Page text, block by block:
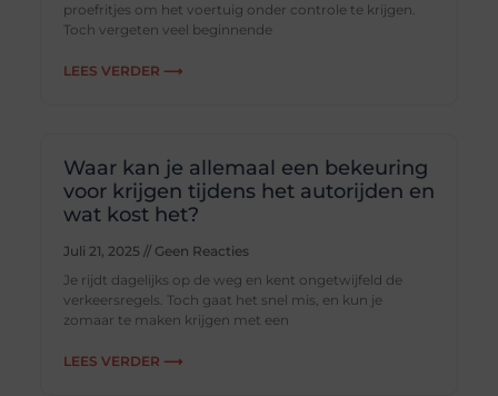
proefritjes om het voertuig onder controle te krijgen.
Toch vergeten veel beginnende
LEES VERDER ⟶
Waar kan je allemaal een bekeuring
voor krijgen tijdens het autorijden en
wat kost het?
Juli 21, 2025
Geen Reacties
Je rijdt dagelijks op de weg en kent ongetwijfeld de
verkeersregels. Toch gaat het snel mis, en kun je
zomaar te maken krijgen met een
LEES VERDER ⟶